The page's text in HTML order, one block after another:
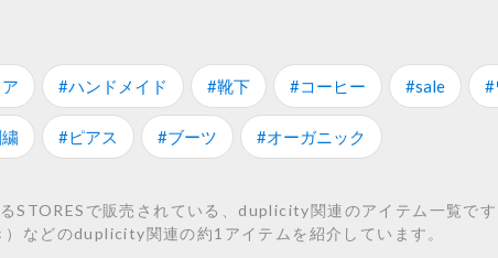
#ハンドメイド #靴下 #コーヒー #sale #
#ピアス #ブーツ #オーガニック
STORESで販売されている、duplicity関連のアイテム一覧
などのduplicity関連の約1アイテムを紹介しています。